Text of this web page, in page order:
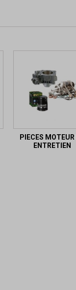
PIECES MOTEUR
ENTRETIEN